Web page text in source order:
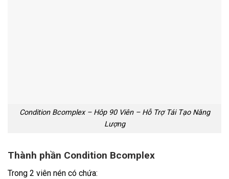
Condition Bcomplex – Hôp 90 Viên – Hỗ Trợ Tái Tạo Năng
Lượng
Thành phần Condition Bcomplex
Trong 2 viên nén có chứa: